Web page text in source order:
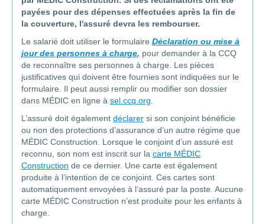
payées pour des dépenses effectuées après la fin de
la couverture, l'assuré devra les rembourser.
Le salarié doit utiliser le formulaire Déclaration ou mise à
jour des personnes à charge, pour demander à la CCQ
de reconnaître ses personnes à charge. Les pièces
justificatives qui doivent être fournies sont indiquées sur le
formulaire. Il peut aussi remplir ou modifier son dossier
dans MÉDIC en ligne à sel.ccq.org
L’assuré doit également déclarer si son conjoint bénéficie
ou non des protections d’assurance d’un autre régime que
MÉDIC Construction. Lorsque le conjoint d’un assuré est
reconnu, son nom est inscrit sur la carte MÉDIC
Construction de ce dernier. Une carte est également
produite à l’intention de ce conjoint. Ces cartes sont
automatiquement envoyées à l’assuré par la poste. Aucune
carte MÉDIC Construction n’est produite pour les enfants à
charge.